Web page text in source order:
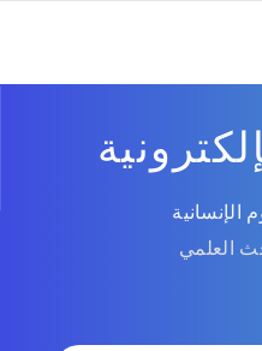
الإنسانية
العلمي